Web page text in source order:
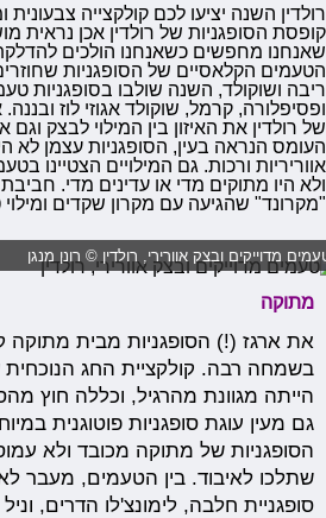
רולדין השנה יציעו לכם קולקצייה צבעונית
קופסת הסופגניות של רולדין אכן נראית
שאנחנו מחפשים כשאנחנו הולכים
הטעמים הקלאסיים של הסופגניות
ריבה ושוקולד, השנה שולבו בסופגניות
ופסיפלורה, קרמל, שוקולד אגוזי לוז
של רולדין את האיזון בין המילוי לבצק
העומס הנראה בעין, הסופגניות עצמן לא
אווריריות ורכות. גם המילויים הצטיינו
ולא היו מתוקים מדי או עדינים מדי.
"מקרונד" שהגיעה עם מקרון שקדים ומילוי
מדוייקים ובצק אוורירי, רולדין © רונן מנגן
מתוקה
את ארגז (!) הסופגניות מבית מתוקה
בשמחה רבה. קולקציית החג הנוכחית
הייתה מגוונת מהרגיל, וכללה חוץ
גם מעין עוגת סופגניות פוטוגנית
הסופגניות של מתוקה מכובד ולא
שתלכו לאיבוד. בין הטעמים, מעבר
סופגניית חלבה, לימונצ'לו הדרים,